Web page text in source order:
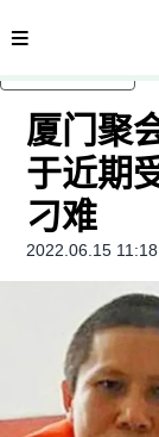
内容分类
厦门聚
于近期
刁难
2022.06.15